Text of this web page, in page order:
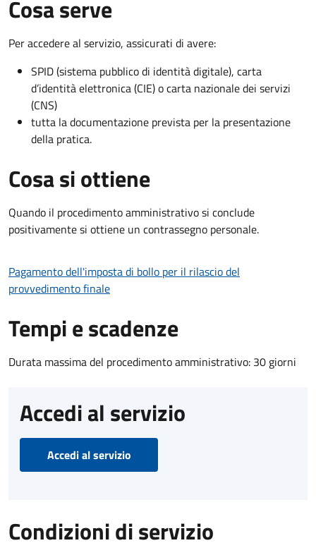
Cosa serve
Per accedere al servizio, assicurati di avere:
SPID (sistema pubblico di identità digitale), carta
d’identità elettronica (CIE) o carta nazionale dei servizi
(CNS)
tutta la documentazione prevista per la presentazione
della pratica.
Cosa si ottiene
Quando il procedimento amministrativo si conclude
positivamente si ottiene un contrassegno personale.
Pagamento dell'imposta di bollo per il rilascio del
provvedimento finale
Tempi e scadenze
Durata massima del procedimento amministrativo: 30 giorni
Accedi al servizio
Accedi al servizio
Condizioni di servizio